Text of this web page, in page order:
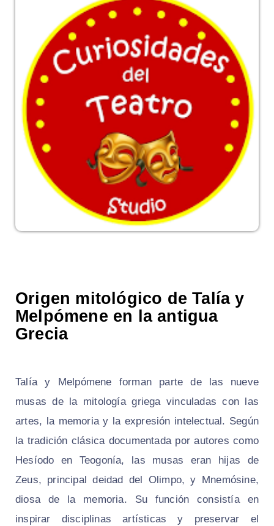
Origen mitológico de Talía y
Melpómene en la antigua
Grecia
Talía y Melpómene forman parte de las nueve
musas de la mitología griega vinculadas con las
artes, la memoria y la expresión intelectual. Según
la tradición clásica documentada por autores como
Hesíodo en Teogonía, las musas eran hijas de
Zeus, principal deidad del Olimpo, y Mnemósine,
diosa de la memoria. Su función consistía en
inspirar disciplinas artísticas y preservar el